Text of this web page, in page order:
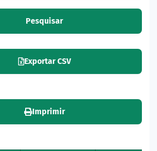
Pesquisar
Exportar CSV
Imprimir